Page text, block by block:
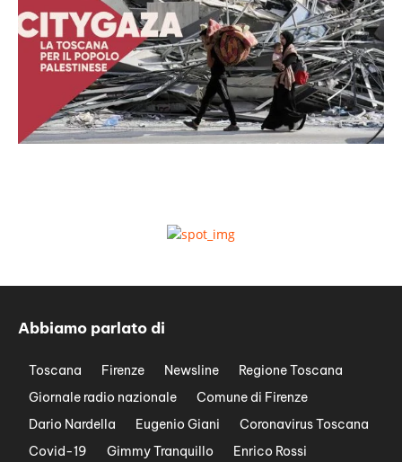
Abbiamo parlato di
Toscana Firenze Newsline
Regione Toscana
Giornale radio nazionale
Comune di Firenze
Dario Nardella
Eugenio Giani
Coronavirus Toscana
Covid-19
Gimmy Tranquillo
Enrico Rossi